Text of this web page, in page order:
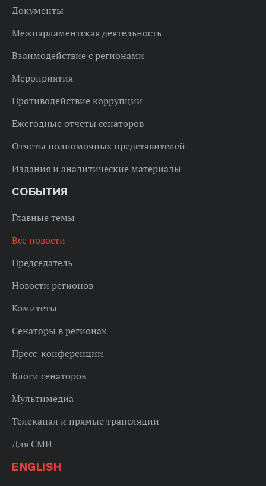
Документы
Межпарламентская деятельность
Взаимодействие с регионами
Мероприятия
Противодействие коррупции
Ежегодные отчеты сенаторов
Отчеты полномочных представителей
Издания и аналитические материалы
СОБЫТИЯ
Главные темы
Все новости
Председатель
Новости регионов
Комитеты
Сенаторы в регионах
Пресс-конференции
Блоги сенаторов
Мультимедиа
Телеканал и прямые трансляции
Для СМИ
ENGLISH